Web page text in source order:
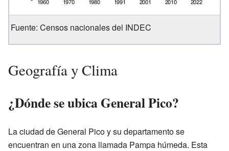
Fuente: Censos nacionales del INDEC
Geografía y Clima
¿Dónde se ubica General Pico?
La ciudad de General Pico y su departamento se
encuentran en una zona llamada Pampa húmeda. Esta